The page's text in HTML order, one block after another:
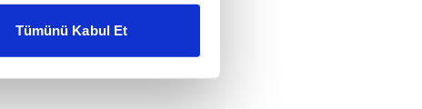
gösterilmeyecektir."
kullanılmaktadır. Bu
Tümünü Kabul Et